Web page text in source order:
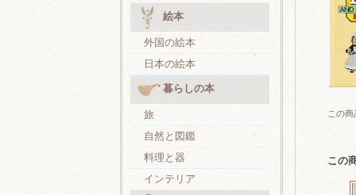
絵本
外国の絵本
日本の絵本
暮らしの本
旅
自然と図鑑
料理と器
インテリア
この
この